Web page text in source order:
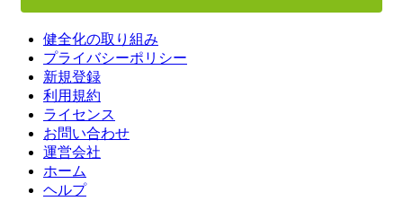
健全化の取り組み
プライバシーポリシー
新規登録
利用規約
ライセンス
お問い合わせ
運営会社
ホーム
ヘルプ